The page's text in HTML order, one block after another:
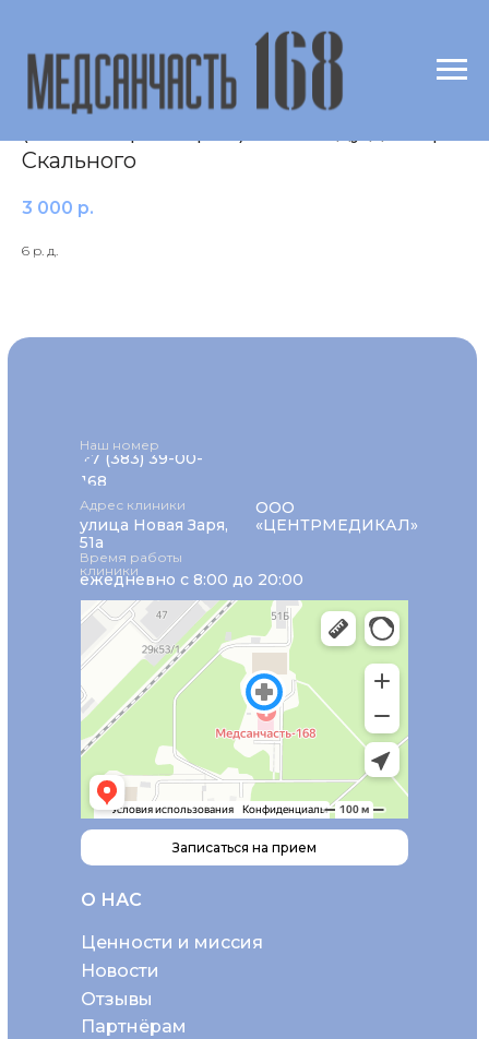
Мышьяк (As) в крови
Скального
3 000 р.
6 р. д.
О НАС
Ценности и миссия
Новости
+7 (383) 39-00-
168
Отзывы
Партнёрам
Наш номер
ежедневно с 8:00 до 20:00
Время работы
клиники
Адрес клиники
улица Новая Заря,
51а
ООО
«ЦЕНТРМЕДИКАЛ»
Записаться на прием